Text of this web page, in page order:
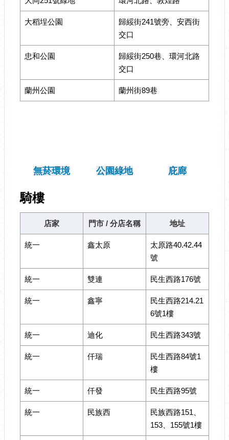
大稻埕公園
歸綏街241號旁、安西街
交口
忠和公園
歸綏街250巷、環河北路
交口
蘭州公園 蘭州街89巷
無菸環境 公園綠地 庇廊
騎樓
店家 門市 / 分店名稱 地址
統一 鑫太原
太原路40.42.44
號
統一 雙連 民生西路176號
統一 鑫寧
民生西路214.21
6號1樓
統一 迪化 民生西路343號
統一 仟瑞
民生西路84號1
樓
統一 仟發 民生西路95號
統一 民族西
民族西路151、
153、155號1樓